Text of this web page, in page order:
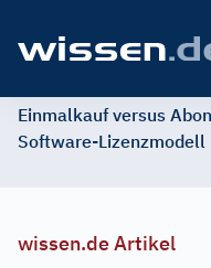
Einmalkauf versus
Software-Lizenzmodell
wissen.de Artikel